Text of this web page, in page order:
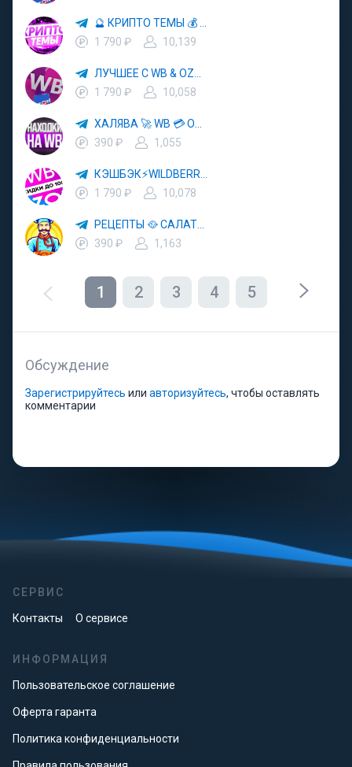
1 790 ₽
10,139
1 790 ₽
10,058
390 ₽
1,055
1 790 ₽
10,078
390 ₽
1,163
1 2 3 4 5
Обсуждение
Зарегистрируйтесь или авторизуйтесь, чтобы оставлять
комментарии
СЕРВИС
Контакты О сервисе
ИНФОРМАЦИЯ
Пользовательское соглашение
Оферта гаранта
Политика конфиденциальности